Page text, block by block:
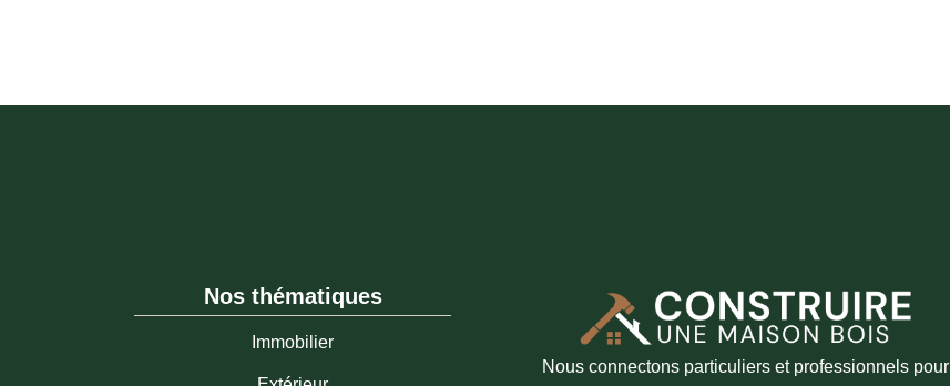
Nos thématiques
Immobilier
Nous connectons particuliers et professionnels pour